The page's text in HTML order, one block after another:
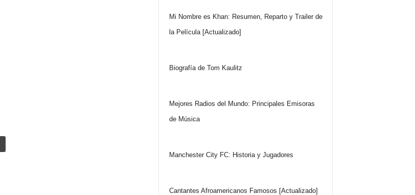
Mi Nombre es Khan: Resumen, Reparto y Trailer de
la Película [Actualizado]
Biografía de Tom Kaulitz
Mejores Radios del Mundo: Principales Emisoras
de Música
Manchester City FC: Historia y Jugadores
Cantantes Afroamericanos Famosos [Actualizado]